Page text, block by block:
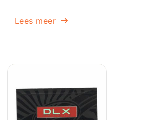
Lees meer